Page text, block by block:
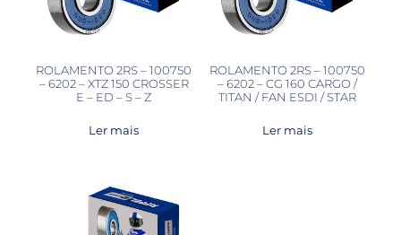
ROLAMENTO 2RS – 100750
– 6202 – XTZ 150 CROSSER
E – ED – S – Z
Ler mais
ROLAMENTO 2RS – 100750
– 6202 – CG 160 CARGO /
TITAN / FAN ESDI / STAR
Ler mais